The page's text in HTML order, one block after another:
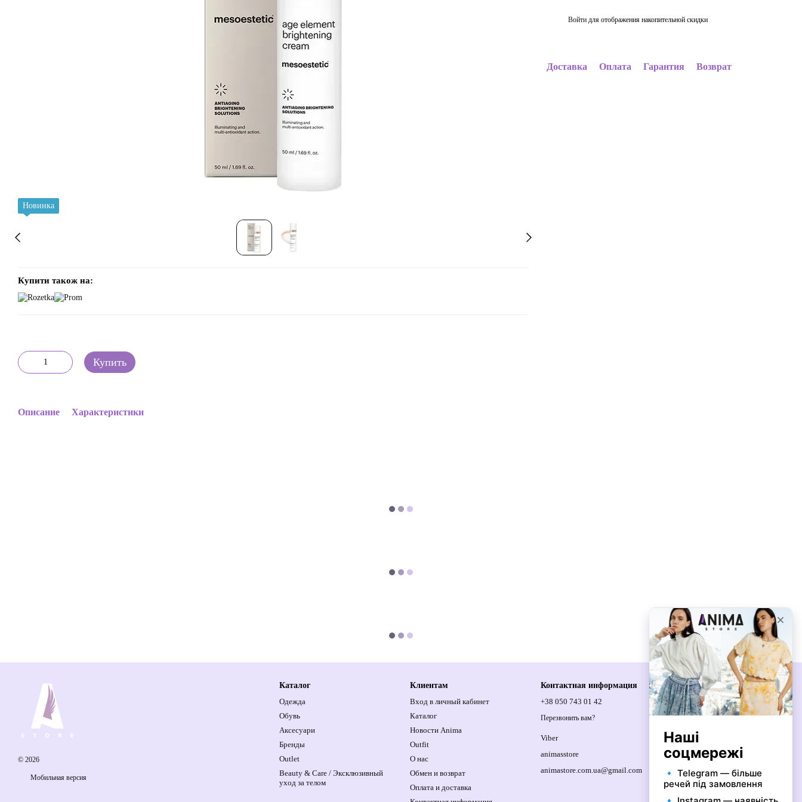
Войти для отображения накопительной скидки
Доставка Оплата Гарантия Возврат
Новинка
Купити також на:
Купить
Описание Характеристики
© 2026
Мобильная версия
Каталог
Одежда
Обувь
Аксесуари
Бренды
Outlet
Beauty & Care / Эксклюзивный
уход за телом
Клиентам
Вход в личный кабинет
Каталог
Новости Anima
Outfit
О нас
Обмен и возврат
Оплата и доставка
Контактная информация
+38 050 743 01 42
Перезвонить вам?
Viber
animasstore
animastore.com.ua@gmail.com
Спортивна площа, 1, м.Київ, 01021,
Україна